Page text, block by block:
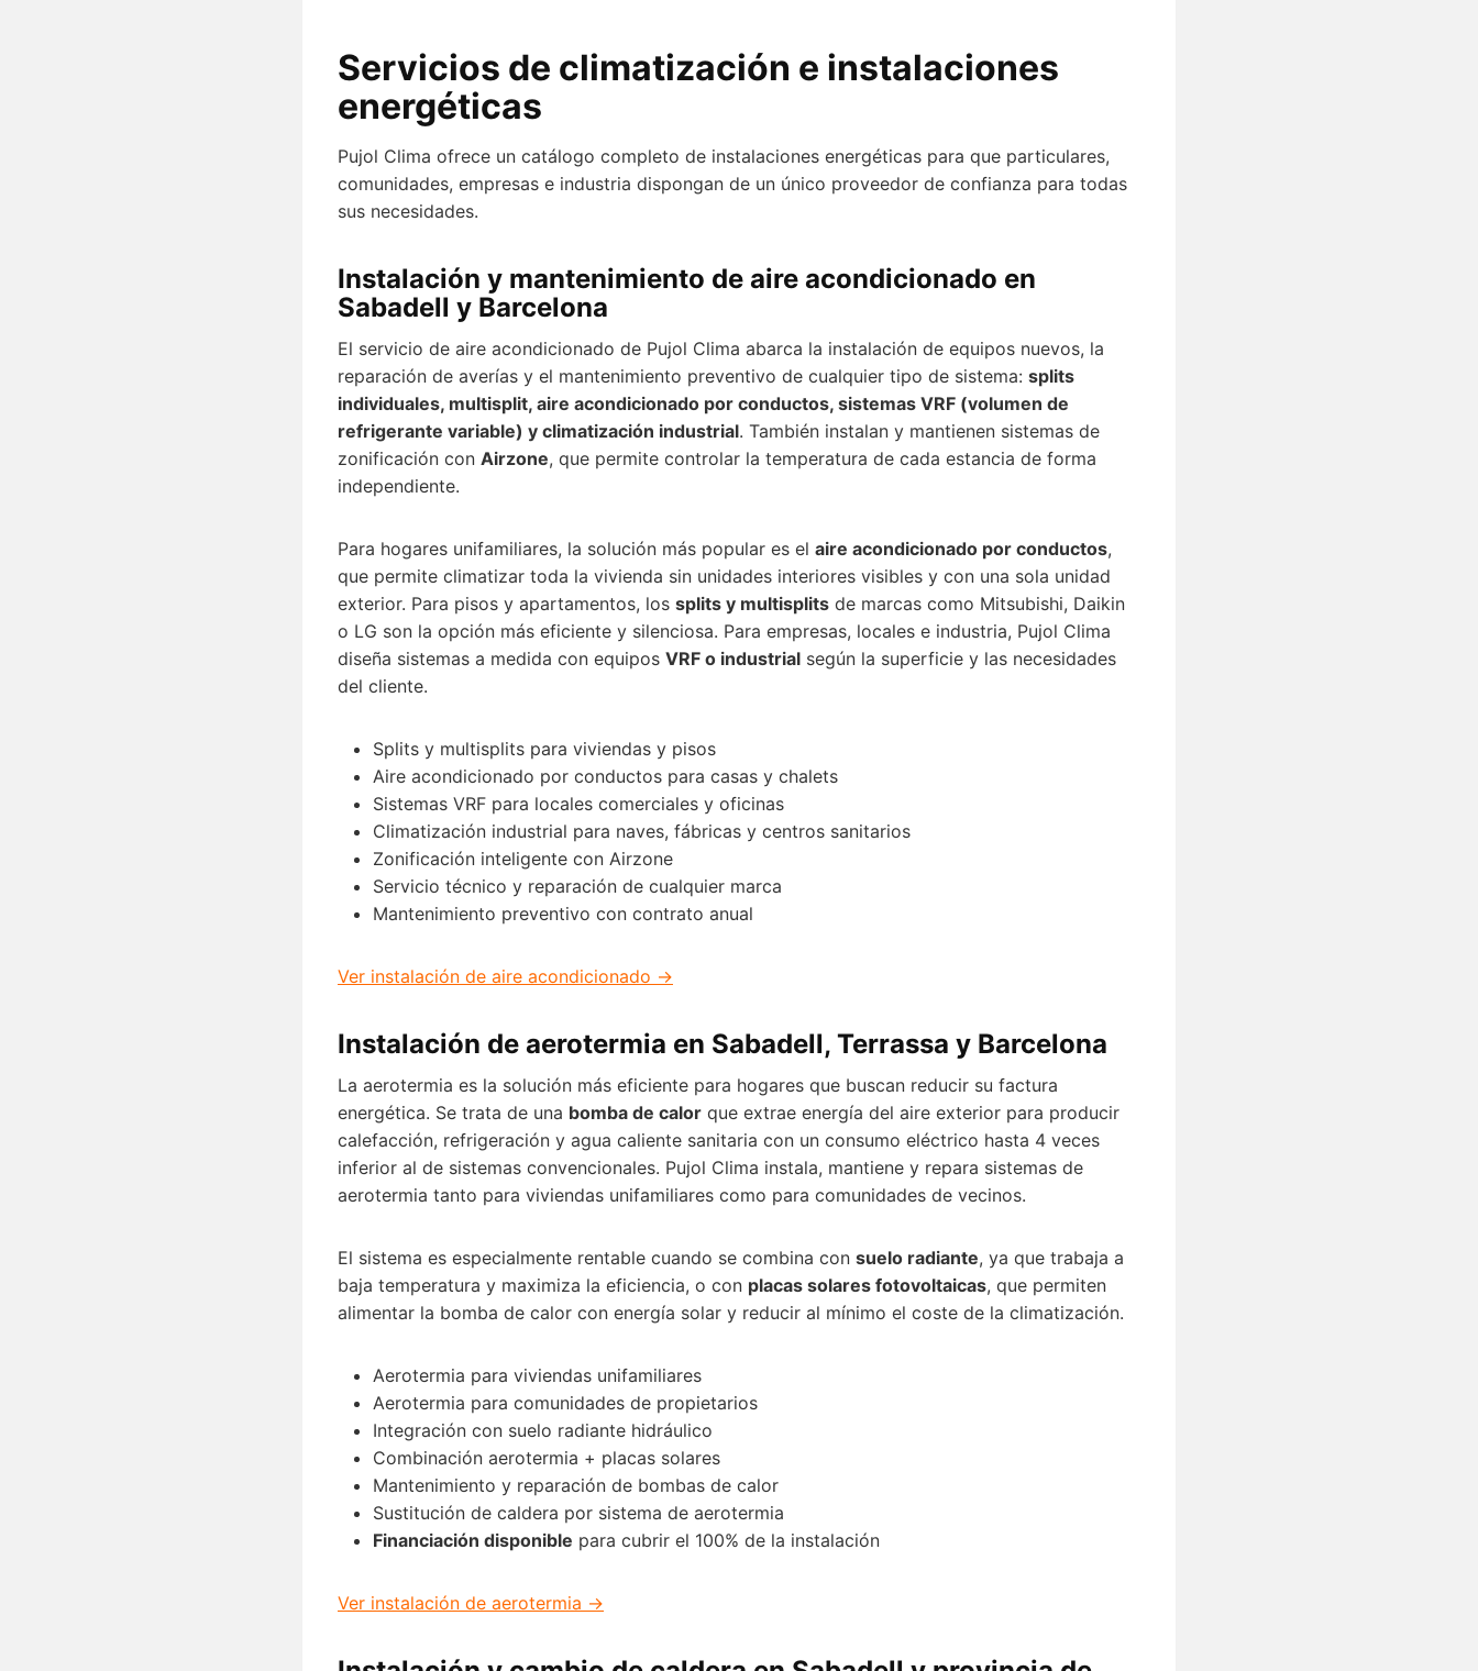
Servicios de climatización e instalaciones
energéticas
Pujol Clima ofrece un catálogo completo de instalaciones energéticas para que particulares,
comunidades, empresas e industria dispongan de un único proveedor de confianza para todas
sus necesidades.
Instalación y mantenimiento de aire acondicionado en
Sabadell y Barcelona
El servicio de aire acondicionado de Pujol Clima abarca la instalación de equipos nuevos, la
reparación de averías y el mantenimiento preventivo de cualquier tipo de sistema: splits
individuales, multisplit, aire acondicionado por conductos, sistemas VRF (volumen de
refrigerante variable) y climatización industrial. También instalan y mantienen sistemas de
zonificación con Airzone, que permite controlar la temperatura de cada estancia de forma
independiente.
Para hogares unifamiliares, la solución más popular es el aire acondicionado por conductos,
que permite climatizar toda la vivienda sin unidades interiores visibles y con una sola unidad
exterior. Para pisos y apartamentos, los splits y multisplits de marcas como Mitsubishi, Daikin
o LG son la opción más eficiente y silenciosa. Para empresas, locales e industria, Pujol Clima
diseña sistemas a medida con equipos VRF o industrial según la superficie y las necesidades
del cliente.
Splits y multisplits para viviendas y pisos
Aire acondicionado por conductos para casas y chalets
Sistemas VRF para locales comerciales y oficinas
Climatización industrial para naves, fábricas y centros sanitarios
Zonificación inteligente con Airzone
Servicio técnico y reparación de cualquier marca
Mantenimiento preventivo con contrato anual
Ver instalación de aire acondicionado →
Instalación de aerotermia en Sabadell, Terrassa y Barcelona
La aerotermia es la solución más eficiente para hogares que buscan reducir su factura
energética. Se trata de una bomba de calor que extrae energía del aire exterior para producir
calefacción, refrigeración y agua caliente sanitaria con un consumo eléctrico hasta 4 veces
inferior al de sistemas convencionales. Pujol Clima instala, mantiene y repara sistemas de
aerotermia tanto para viviendas unifamiliares como para comunidades de vecinos.
El sistema es especialmente rentable cuando se combina con suelo radiante, ya que trabaja a
baja temperatura y maximiza la eficiencia, o con placas solares fotovoltaicas, que permiten
alimentar la bomba de calor con energía solar y reducir al mínimo el coste de la climatización.
Aerotermia para viviendas unifamiliares
Aerotermia para comunidades de propietarios
Integración con suelo radiante hidráulico
Combinación aerotermia + placas solares
Mantenimiento y reparación de bombas de calor
Sustitución de caldera por sistema de aerotermia
Financiación disponible para cubrir el 100% de la instalación
Ver instalación de aerotermia →